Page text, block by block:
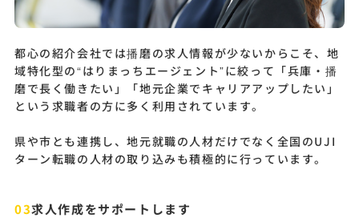
都心の紹介会社では播磨の求人情報が少ないからこそ、地
域特化型の“はりまっちエージェント”に絞って「兵庫・播
磨で長く働きたい」「地元企業でキャリアアップしたい」
という求職者の方に多く利用されています。
県や市とも連携し、地元就職の人材だけでなく全国のUJI
ターン転職の人材の取り込みも積極的に行っています。
求人作成をサポートします